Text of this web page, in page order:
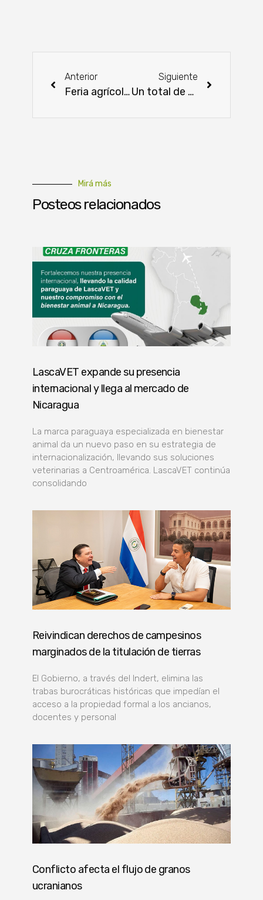
Anterior
Feria agrícola y artesanal indígena frente a sede del Ejército
Siguiente
Un total de 42.000 toneladas de productos paraguayos rumbo a los mercados
Mirá más
Posteos relacionados
LascaVET expande su presencia
internacional y llega al mercado de
Nicaragua
La marca paraguaya especializada en bienestar
animal da un nuevo paso en su estrategia de
internacionalización, llevando sus soluciones
veterinarias a Centroamérica. LascaVET continúa
consolidando
Reivindican derechos de campesinos
marginados de la titulación de tierras
El Gobierno, a través del Indert, elimina las
trabas burocráticas históricas que impedían el
acceso a la propiedad formal a los ancianos,
docentes y personal
Conflicto afecta el flujo de granos
ucranianos